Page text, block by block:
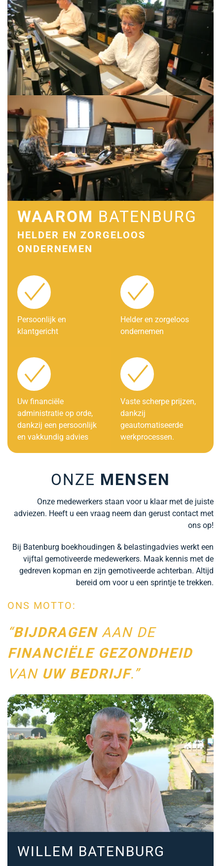
WAAROM BATENBURG
HELDER EN ZORGELOOS
ONDERNEMEN
Persoonlijk en
klantgericht
Helder en zorgeloos
ondernemen
Uw financiële
administratie op orde,
dankzij een persoonlijk
en vakkundig advies
Vaste scherpe prijzen,
dankzij
geautomatiseerde
werkprocessen.
ONZE MENSEN
Onze medewerkers staan voor u klaar met de juiste
adviezen. Heeft u een vraag neem dan gerust contact met
ons op!
Bij Batenburg boekhoudingen & belastingadvies werkt een
vijftal gemotiveerde medewerkers. Maak kennis met de
gedreven kopman en zijn gemotiveerde achterban. Altijd
bereid om voor u een sprintje te trekken.
ONS MOTTO:
“BIJDRAGENAAN DE
FINANCIËLE GEZONDHEID
VAN UW BEDRIJF.”
WILLEM BATENBURG